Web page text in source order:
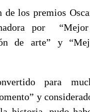
los premios
por
de arte” y
para
y